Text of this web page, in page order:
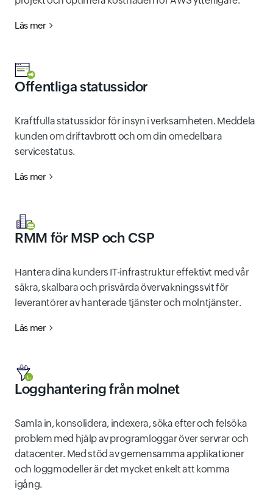
Läs mer
Offentliga statussidor
Kraftfulla statussidor för insyn i verksamheten. Meddela
kunden om driftavbrott och om din omedelbara
servicestatus.
Läs mer
RMM för MSP och CSP
Hantera dina kunders IT-infrastruktur effektivt med vår
säkra, skalbara och prisvärda övervakningssvit för
leverantörer av hanterade tjänster och molntjänster.
Läs mer
Logghantering från molnet
Samla in, konsolidera, indexera, söka efter och felsöka
problem med hjälp av programloggar över servrar och
datacenter. Med stöd av gemensamma applikationer
och loggmodeller är det mycket enkelt att komma
igång.